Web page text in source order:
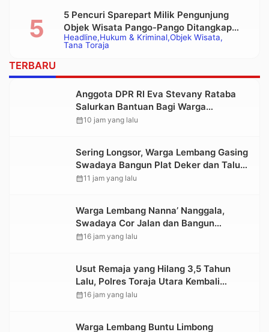
Headline Hukum & Kriminal Objek Wisata
Tana Toraja
5 Pencuri Sparepart Milik Pengunjung
Objek Wisata Pango-Pango Ditangkap
Polisi
TERBARU
Anggota DPR RI Eva Stevany Rataba
Salurkan Bantuan Bagi Warga
Terdampak Longsor di Buntu Pepasan
calendar_month10 jam yang lalu
Sering Longsor, Warga Lembang Gasing
Swadaya Bangun Plat Deker dan Talut
Jalan Penghubung Antar Lembang
calendar_month11 jam yang lalu
Warga Lembang Nanna’ Nanggala,
Swadaya Cor Jalan dan Bangun
Jembatan
calendar_month16 jam yang lalu
Usut Remaja yang Hilang 3,5 Tahun
Lalu, Polres Toraja Utara Kembali
Datangi TKP
calendar_month16 jam yang lalu
Warga Lembang Buntu Limbong